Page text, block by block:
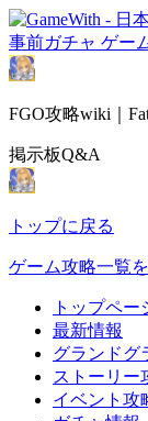
事前ガチャ ゲー
FGO攻略wiki｜
掲示板Q&A
トップに戻る
ゲーム攻略一覧
トップペー
最新情報
グランドグ
ストーリー
イベント攻